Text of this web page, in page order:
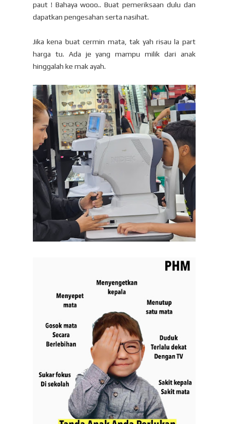
paut ! Bahaya wooo.. Buat pemeriksaan dulu dan
dapatkan pengesahan serta nasihat.
Jika kena buat cermin mata, tak yah risau la part
harga tu. Ada je yang mampu milik dari anak
hinggalah ke mak ayah.